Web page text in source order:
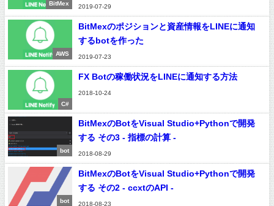
BitMex
2019-07-29
AWS
BitMexのポジションと資産情報をLINEに通知
するbotを作った
2019-07-23
C#
FX Botの稼働状況をLINEに通知する方法
2018-10-24
bot
BitMexのBotをVisual Studio+Pythonで開発
する その3 - 指標の計算 -
2018-08-29
bot
BitMexのBotをVisual Studio+Pythonで開発
する その2 - ccxtのAPI -
2018-08-23